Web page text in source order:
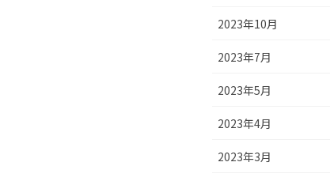
2023年10月
2023年7月
2023年5月
2023年4月
2023年3月